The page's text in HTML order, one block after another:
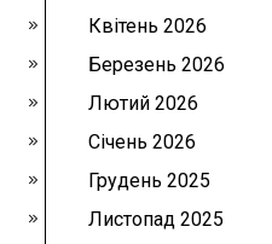
Квітень 2026
Березень 2026
Лютий 2026
Січень 2026
Грудень 2025
Листопад 2025